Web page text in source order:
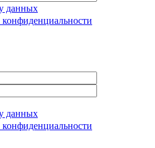
данных
данных